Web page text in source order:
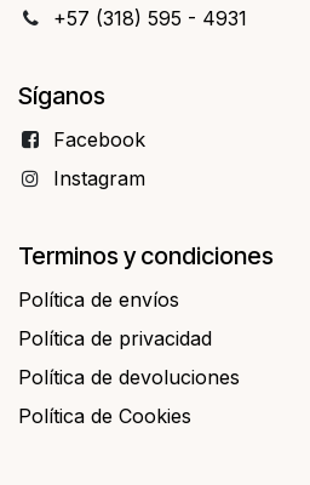
+57 (318) 595 - 4931
Síganos
Facebo​​ok
Instagram
Terminos y condiciones
Política de envíos
Política de privacidad
Política de devoluciones
Política de Cookies